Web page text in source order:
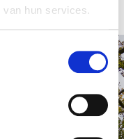
hun services.